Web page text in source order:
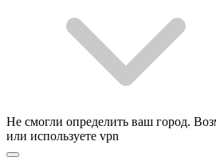
Не смогли определить ваш город.
или используете vpn